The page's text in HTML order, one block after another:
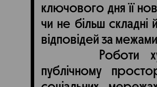
ключового дня її
чи не більш складні
відповідей за
Роботи
публічному